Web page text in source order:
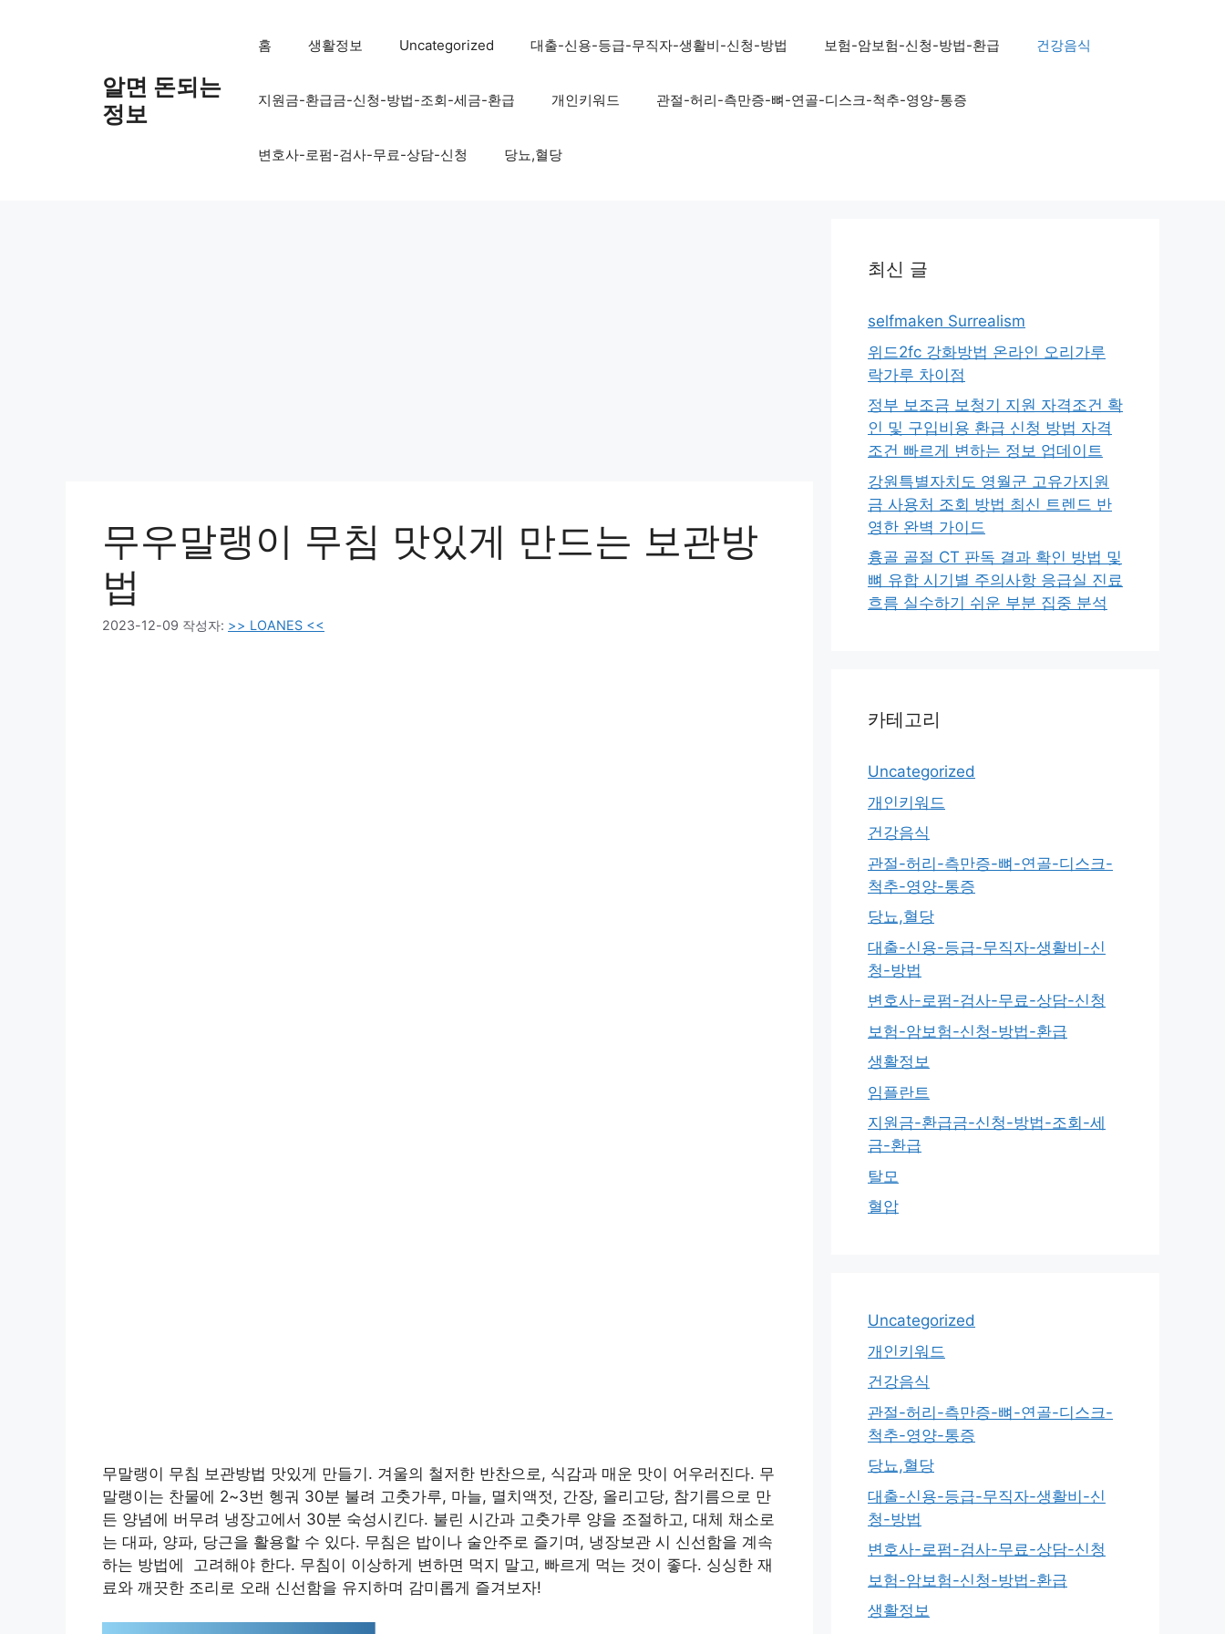
알면 돈되는
정보
홈 생활정보 Uncategorized 대출-신용-등급-무직자-생활비-신청-방법 보험-암보험-신청-방법-환급 건강음식
지원금-환급금-신청-방법-조회-세금-환급 개인키워드 관절-허리-측만증-뼈-연골-디스크-척추-영양-통증
변호사-로펌-검사-무료-상담-신청 당뇨,혈당
무우말랭이 무침 맛있게 만드는 보관방
법
2023-12-09 작성자: >> LOANES <<
무말랭이 무침 보관방법 맛있게 만들기. 겨울의 철저한 반찬으로, 식감과 매운 맛이 어우러진다. 무
말랭이는 찬물에 2~3번 헹궈 30분 불려 고춧가루, 마늘, 멸치액젓, 간장, 올리고당, 참기름으로 만
든 양념에 버무려 냉장고에서 30분 숙성시킨다. 불린 시간과 고춧가루 양을 조절하고, 대체 채소로
는 대파, 양파, 당근을 활용할 수 있다. 무침은 밥이나 술안주로 즐기며, 냉장보관 시 신선함을 계속
하는 방법에 고려해야 한다. 무침이 이상하게 변하면 먹지 말고, 빠르게 먹는 것이 좋다. 싱싱한 재
료와 깨끗한 조리로 오래 신선함을 유지하며 감미롭게 즐겨보자!
최신 글
selfmaken Surrealism
위드2fc 강화방법 온라인 오리가루
락가루 차이점
정부 보조금 보청기 지원 자격조건 확
인 및 구입비용 환급 신청 방법 자격
조건 빠르게 변하는 정보 업데이트
강원특별자치도 영월군 고유가지원
금 사용처 조회 방법 최신 트렌드 반
영한 완벽 가이드
흉골 골절 CT 판독 결과 확인 방법 및
뼈 유합 시기별 주의사항 응급실 진료
흐름 실수하기 쉬운 부분 집중 분석
카테고리
Uncategorized
개인키워드
건강음식
관절-허리-측만증-뼈-연골-디스크-
척추-영양-통증
당뇨,혈당
대출-신용-등급-무직자-생활비-신
청-방법
변호사-로펌-검사-무료-상담-신청
보험-암보험-신청-방법-환급
생활정보
임플란트
지원금-환급금-신청-방법-조회-세
금-환급
탈모
혈압
Uncategorized
개인키워드
건강음식
관절-허리-측만증-뼈-연골-디스크-
척추-영양-통증
당뇨,혈당
대출-신용-등급-무직자-생활비-신
청-방법
변호사-로펌-검사-무료-상담-신청
보험-암보험-신청-방법-환급
생활정보